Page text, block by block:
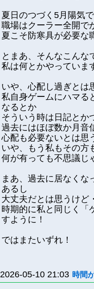
夏日のつづく5月陽気
職場はクーラー全開で
夏こそ防寒具が必要な
とまあ、そんなこんな
私は何とかやっていま
いや、心配し過ぎとは
私自身ゲームにハマる
なるとか
そういう時は日記とか
過去にはほぼ数か月音
心配も必要ないとは思
いや、もう私もその方
何が有っても不思議じ
まあ、過去に居なくな
あるし
大丈夫だとは思うけど
時期的に私と同じく「
すように！
ではまたいずれ！
2026-05-10 21:03 時間